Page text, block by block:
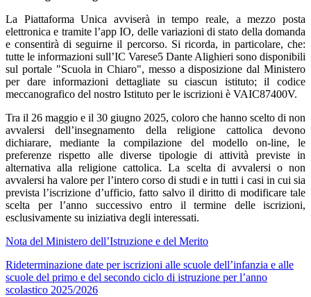
La Piattaforma Unica avviserà in tempo reale, a mezzo posta
elettronica e tramite l’app IO, delle variazioni di stato della domanda
e consentirà di seguirne il percorso. Si ricorda, in particolare, che:
tutte le informazioni sull’IC Varese5 Dante Alighieri sono disponibili
sul portale "Scuola in Chiaro", messo a disposizione dal Ministero
per dare informazioni dettagliate su ciascun istituto; il codice
meccanografico del nostro Istituto per le iscrizioni è VAIC87400V.
Tra il 26 maggio e il 30 giugno 2025, coloro che hanno scelto di non
avvalersi dell’insegnamento della religione cattolica devono
dichiarare, mediante la compilazione del modello on-line, le
preferenze rispetto alle diverse tipologie di attività previste in
alternativa alla religione cattolica. La scelta di avvalersi o non
avvalersi ha valore per l’intero corso di studi e in tutti i casi in cui sia
prevista l’iscrizione d’ufficio, fatto salvo il diritto di modificare tale
scelta per l’anno successivo entro il termine delle iscrizioni,
esclusivamente su iniziativa degli interessati.
Nota del Ministero dell’Istruzione e del Merito
Rideterminazione date per iscrizioni alle scuole dell’infanzia e alle
scuole del primo e del secondo ciclo di istruzione per l’anno
scolastico 2025/2026